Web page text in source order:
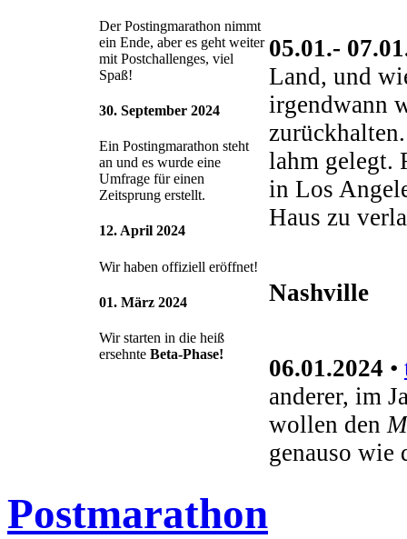
Der Postingmarathon nimmt
ein Ende, aber es geht weiter
mit Postchallenges, viel
Spaß!
30. September 2024
Ein Postingmarathon steht
an und es wurde eine
Umfrage für einen
Zeitsprung erstellt.
12. April 2024
Wir haben offiziell eröffnet!
01. März 2024
Wir starten in die heiß
ersehnte Beta-Phase!
05.01.-
Land, und
irgendwann
lahm gelegt.
in Los
Haus zu
Nashville
06.01.2024 •
anderer, im
wollen den
genauso wie
Postmarathon